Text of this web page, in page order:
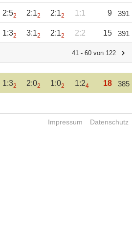
2:52 2:12 2:12 1:1 9 391
1:32 3:12 2:12 2:2 15 391
41 - 60 von 122
1:32 2:02 1:02 1:24 18 385
Impressum Datenschutz